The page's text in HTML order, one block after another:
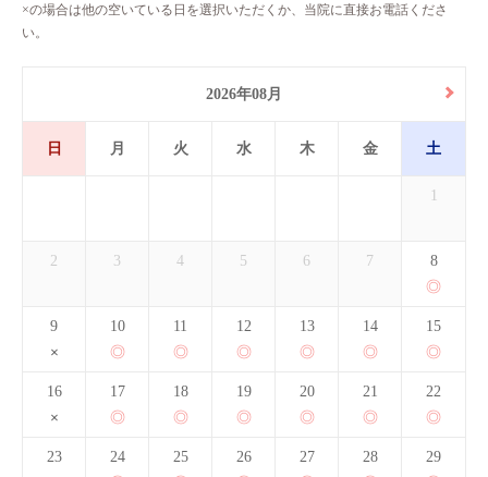
×の場合は他の空いている日を選択いただくか、当院に直接お電話くださ
い。
2026年08月
日 月 火 水 木 金 土
1
2 3 4 5 6 7 8
9 10 11 12 13 14 15
16 17 18 19 20 21 22
23 24 25 26 27 28 29